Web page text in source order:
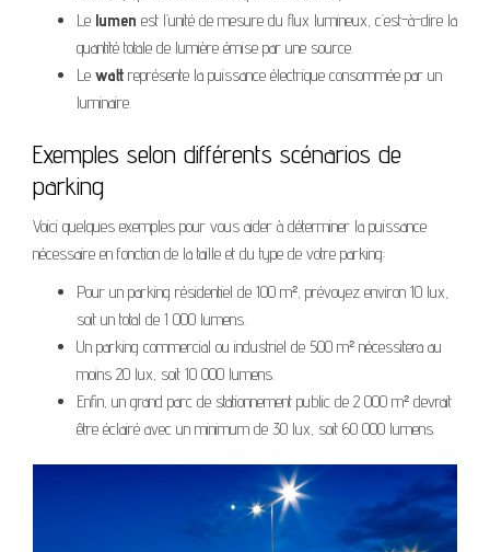
Le lumen est l’unité de mesure du flux lumineux, c’est-à-dire la
quantité totale de lumière émise par une source.
Le watt représente la puissance électrique consommée par un
luminaire.
Exemples selon différents scénarios de
parking
Voici quelques exemples pour vous aider à déterminer la puissance
nécessaire en fonction de la taille et du type de votre parking:
Pour un parking résidentiel de 100 m², prévoyez environ 10 lux,
soit un total de 1 000 lumens.
Un parking commercial ou industriel de 500 m² nécessitera au
moins 20 lux, soit 10 000 lumens.
Enfin, un grand parc de stationnement public de 2 000 m² devrait
être éclairé avec un minimum de 30 lux, soit 60 000 lumens.